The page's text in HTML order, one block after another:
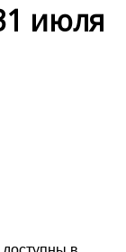
июля